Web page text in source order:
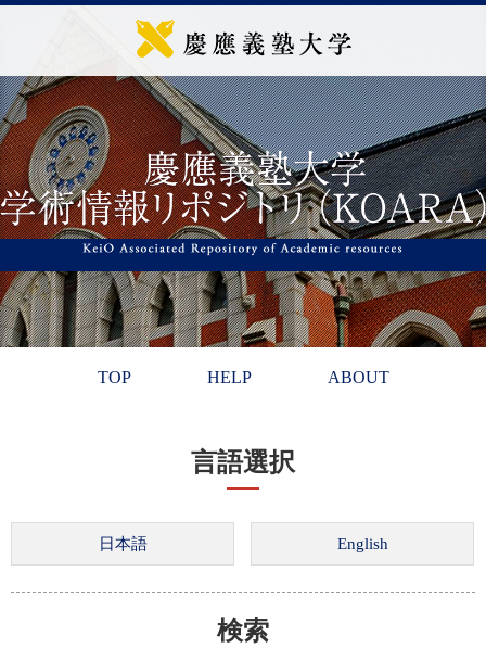
TOP HELP ABOUT
言語選択
検索